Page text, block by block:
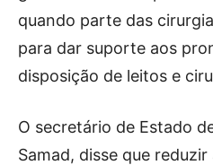
quando parte das
para dar suporte aos
disposição de leitos e
O secretário de Estado
Samad, disse que